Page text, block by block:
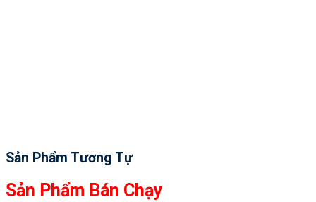
Sản Phẩm Tương Tự
Sản Phẩm Bán Chạy